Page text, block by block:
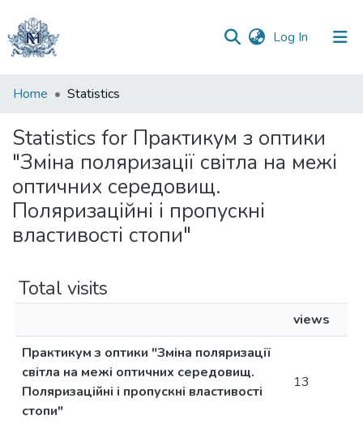
Log In (current)
Communities
Collections
All of DSpace
Home Statistics
Statistics for Практикум з оптики
"Зміна поляризації світла на межі
оптичних середовищ.
Поляризаційні і пропускні
властивості стопи"
Total visits
views
Практикум з оптики "Зміна поляризації
світла на межі оптичних середовищ.
Поляризаційні і пропускні властивості
стопи"
13